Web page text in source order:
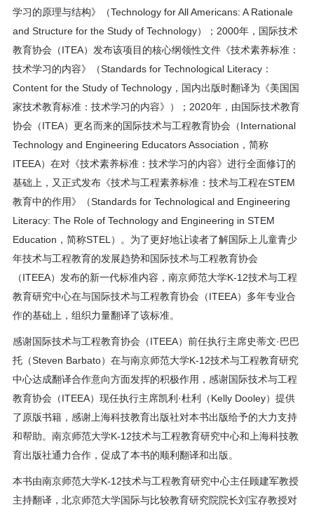
学习的原理与结构》（Technology for All Americans: A Rationale
and Structure for the Study of Technology）；2000年，国际技术
教育协会（ITEA）发布该项目的核心纲领性文件《技术素养标准：
技术学习的内容》（Standards for Technological Literacy：
Content for the Study of Technology，国内出版时翻译为《美国国
家技术教育标准：技术学习的内容》）；2020年，由国际技术教育
协会（ITEA）更名而来的国际技术与工程教育协会（International
Technology and Engineering Educators Association，简称
ITEEA）在对《技术素养标准：技术学习的内容》进行全面修订的
基础上，又正式发布《技术与工程素养标准：技术与工程在STEM
教育中的作用》（Standards for Technological and Engineering
Literacy: The Role of Technology and Engineering in STEM
Education，简称STEL）。为了更好地让读者了解国际上儿童青少
年技术与工程教育的发展趋势和国际技术与工程教育协会
（ITEEA）发布的新一代标准内容，南京师范大学K-12技术与工程
教育研究中心在与国际技术与工程教育协会（ITEEA）多年专业合
作的基础上，组织力量翻译了该标准。
感谢国际技术与工程教育协会（ITEEA）前任执行主席史蒂文·巴巴
托（Steven Barbato）在与南京师范大学K-12技术与工程教育研究
中心达成翻译合作意向方面发挥的积极作用，感谢国际技术与工程
教育协会（ITEEA）现任执行主席凯利·杜利（Kelly Dooley）提供
了原版书籍，感谢上海科技教育出版社对本书出版给予的大力支持
和帮助。南京师范大学K-12技术与工程教育研究中心和上海科技教
育出版社通力合作，促成了本书的顺利翻译和出版。
本书由南京师范大学K-12技术与工程教育研究中心主任顾建军教授
主持翻译，北京师范大学国际与比较教育研究院院长刘宝存教授对